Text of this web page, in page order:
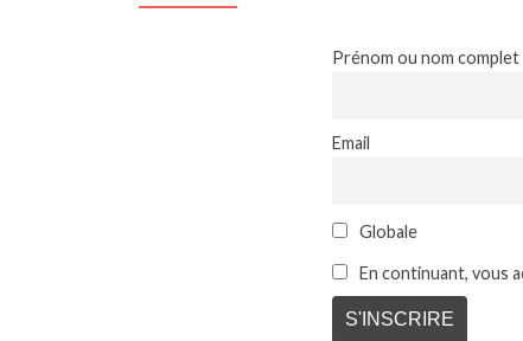
Prénom ou nom complet
Email
Globale
En continuant, vous